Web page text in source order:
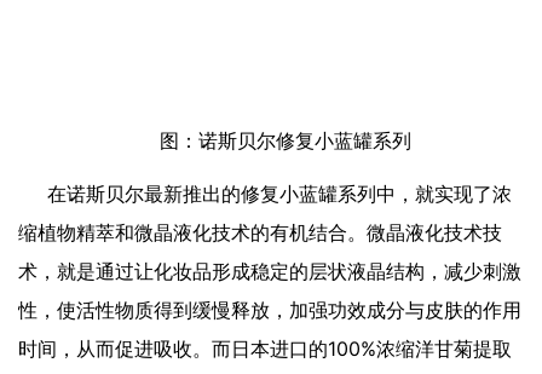
图：诺斯贝尔修复小蓝罐系列
在诺斯贝尔最新推出的修复小蓝罐系列中，就实现了浓
缩植物精萃和微晶液化技术的有机结合。微晶液化技术技
术，就是通过让化妆品形成稳定的层状液晶结构，减少刺激
性，使活性物质得到缓慢释放，加强功效成分与皮肤的作用
时间，从而促进吸收。而日本进口的100%浓缩洋甘菊提取